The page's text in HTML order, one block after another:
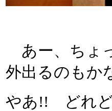
あー、ちょ
外出るのもか
やあ!! どれど